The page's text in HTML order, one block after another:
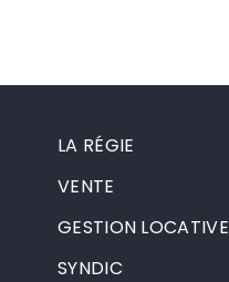
LA RÉGIE
VENTE
GESTION LOCATIVE
SYNDIC